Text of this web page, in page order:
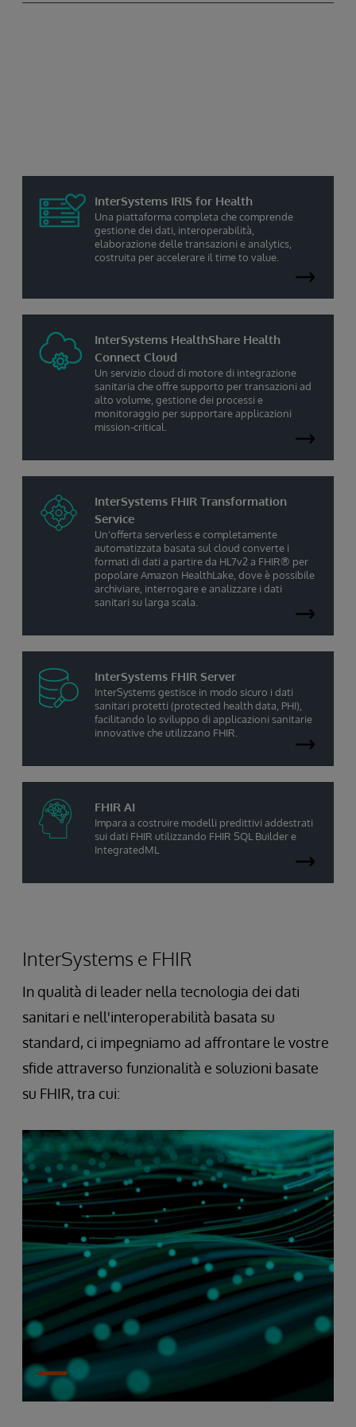
InterSystems IRIS for Health
Una piattaforma completa che comprende
gestione dei dati, interoperabilità,
elaborazione delle transazioni e analytics,
costruita per accelerare il time to value.
InterSystems HealthShare Health
Connect Cloud
Un servizio cloud di motore di integrazione
sanitaria che offre supporto per transazioni ad
alto volume, gestione dei processi e
monitoraggio per supportare applicazioni
mission-critical.
InterSystems FHIR Transformation
Service
Un'offerta serverless e completamente
automatizzata basata sul cloud converte i
formati di dati a partire da HL7v2 a FHIR® per
popolare Amazon HealthLake, dove è possibile
archiviare, interrogare e analizzare i dati
sanitari su larga scala.
InterSystems FHIR Server
InterSystems gestisce in modo sicuro i dati
sanitari protetti (protected health data, PHI),
facilitando lo sviluppo di applicazioni sanitarie
innovative che utilizzano FHIR.
FHIR AI
Impara a costruire modelli predittivi addestrati
sui dati FHIR utilizzando FHIR SQL Builder e
IntegratedML
InterSystems e FHIR
In qualità di leader nella tecnologia dei dati
sanitari e nell'interoperabilità basata su
standard, ci impegniamo ad affrontare le vostre
sfide attraverso funzionalità e soluzioni basate
su FHIR, tra cui: